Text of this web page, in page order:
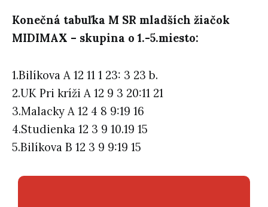
Konečná tabuľka M SR mladších žiačok
MIDIMAX – skupina o 1.-5.miesto:
1.Bilíkova A 12 11 1 23: 3 23 b.
2.UK Pri kríži A 12 9 3 20:11 21
3.Malacky A 12 4 8 9:19 16
4.Studienka 12 3 9 10.19 15
5.Bilíkova B 12 3 9 9:19 15